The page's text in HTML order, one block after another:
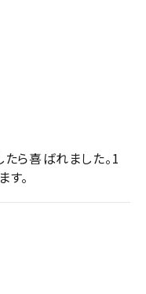
ら喜ばれました。1
。